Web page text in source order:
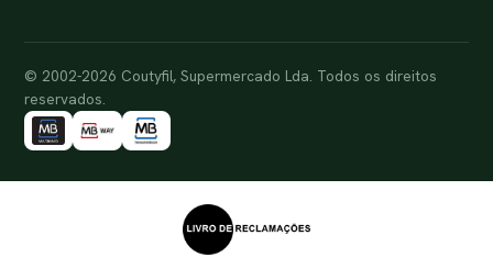
© 2002-2026 Coutyfil, Supermercado Lda. Todos os direitos
reservados.